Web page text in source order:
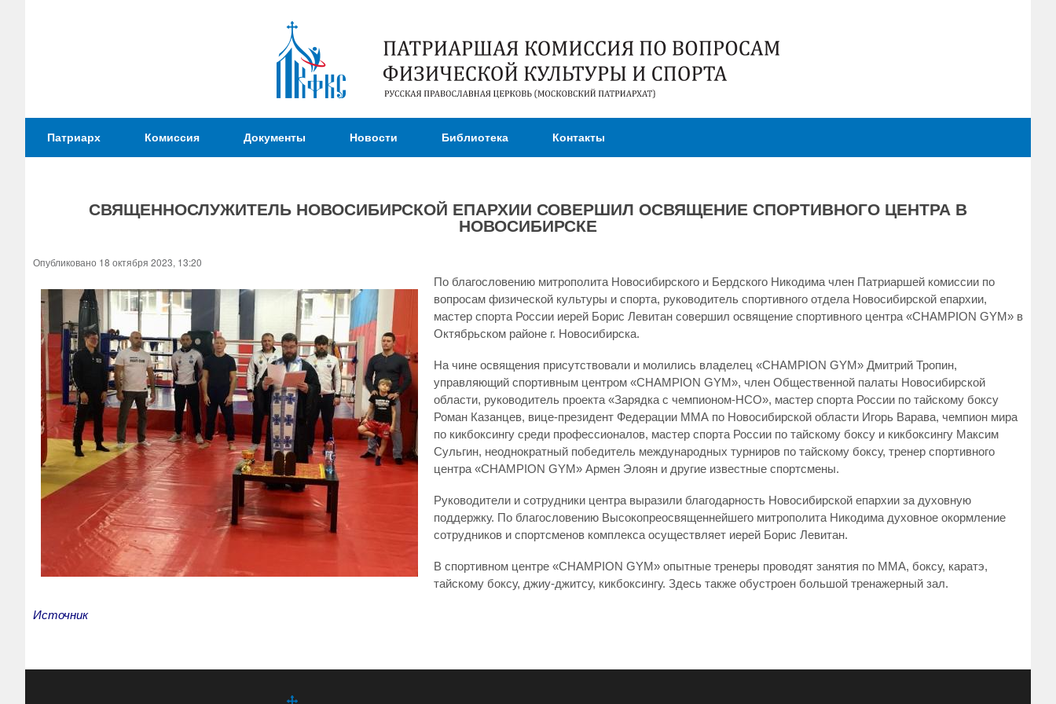
содержанию
Патриаршая
Комиссия
вопросам
физической
спорта
Патриарх Комиссия Документы Новости Библиотека Контакты
здесь
СВЯЩЕННОСЛУЖИТЕЛЬ НОВОСИБИРСКОЙ ЕПАРХИИ СОВЕРШИЛ ОСВЯЩЕНИЕ СПОРТИВНОГО ЦЕНТРА В
НОВОСИБИРСКЕ
Опубликовано 18 октября 2023, 13:20
По благословению митрополита Новосибирского и Бердского Никодима член Патриаршей комиссии по
вопросам физической культуры и спорта, руководитель спортивного отдела Новосибирской епархии,
мастер спорта России иерей Борис Левитан совершил освящение спортивного центра «CHAMPION GYM» в
Октябрьском районе г. Новосибирска.
На чине освящения присутствовали и молились владелец «CHAMPION GYM» Дмитрий Тропин,
управляющий спортивным центром «CHAMPION GYM», член Общественной палаты Новосибирской
области, руководитель проекта «Зарядка с чемпионом-НСО», мастер спорта России по тайскому боксу
Роман Казанцев, вице-президент Федерации ММА по Новосибирской области Игорь Варава, чемпион мира
по кикбоксингу среди профессионалов, мастер спорта России по тайскому боксу и кикбоксингу Максим
Сульгин, неоднократный победитель международных турниров по тайскому боксу, тренер спортивного
центра «CHAMPION GYM» Армен Элоян и другие известные спортсмены.
Руководители и сотрудники центра выразили благодарность Новосибирской епархии за духовную
поддержку. По благословению Высокопреосвященнейшего митрополита Никодима духовное окормление
сотрудников и спортсменов комплекса осуществляет иерей Борис Левитан.
В спортивном центре «CHAMPION GYM» опытные тренеры проводят занятия по ММА, боксу, каратэ,
тайскому боксу, джиу-джитсу, кикбоксингу. Здесь также обустроен большой тренажерный зал.
Источник